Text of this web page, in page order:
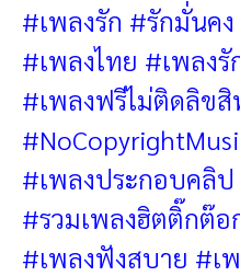
#เพลงรัก #รักมั่นค
#เพลงไทย #เพลง
#เพลงฟรีไม่ติดลิขสิ
#เพลงประกอบคลิป
#รวมเพลงฮิตติ๊กต๊อ
#เพลงฟังสบาย #เ